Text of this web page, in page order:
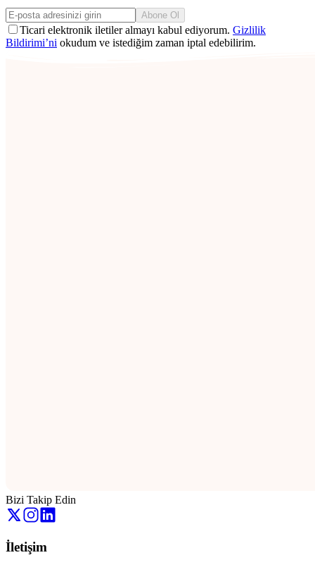
Abone Ol
Ticari elektronik iletiler almayı kabul ediyorum. Gizlilik
Bildirimi’ni okudum ve istediğim zaman iptal edebilirim.
Bizi Takip Edin
İletişim